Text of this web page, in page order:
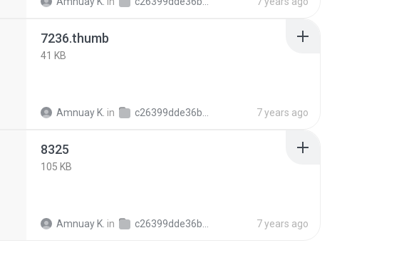
7236.thumb
41 KB
Amnuay K. in c26399dde36b377ad651b0cc6d017d8f4 7 years ago
8325
105 KB
Amnuay K. in c26399dde36b377ad651b0cc6d017d8f4 7 years ago